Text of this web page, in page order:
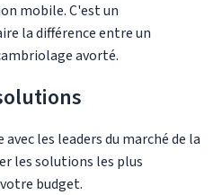
mobile. C'est un
la différence entre un
avorté.
les leaders du marché de la
les solutions les plus
budget.